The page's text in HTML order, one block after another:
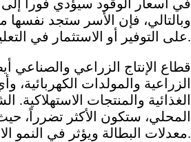
في أسعار الوقود سيؤدي فوراً
وبالتالي، فإن الأسر ستجد نفسها
على التوفير أو الاستثمار في التعليم والصحة.
قطاع الإنتاج الزراعي
الزراعية والمولدات
الغذائية والمنتجات
المحلي، ستكون الأكثر تضرراً،
معدلات البطالة ويؤثر في النمو الاقتصادي العام.